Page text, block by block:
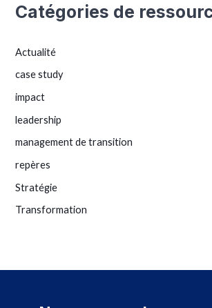
Catégories de
Actualité
case study
impact
leadership
management de transition
repères
Stratégie
Transformation